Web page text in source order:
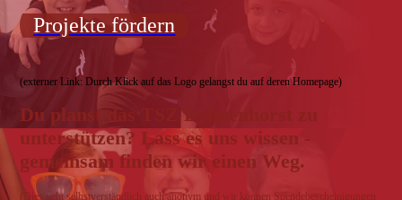
Projekte fördern
(externer Link: Durch Klick auf das Logo gelangst du auf deren Homepage)
Du planst das TSZ Delmenhorst zu
unterstützen? Lass es uns wissen -
gemeinsam finden wir einen Weg.
(Dies geht selbstverständlich auch anonym und wir können Spendebescheinigungen